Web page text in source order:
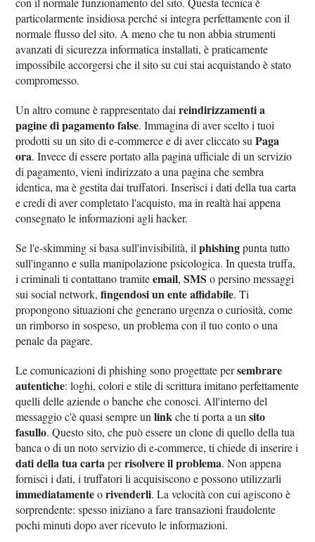
particolarmente insidiosa perché si integra perfettamente con il
normale flusso del sito. A meno che tu non abbia strumenti
avanzati di sicurezza informatica installati, è praticamente
impossibile accorgersi che il sito su cui stai acquistando è stato
compromesso.
Un altro comune è rappresentato daireindirizzamenti a
pagine di pagamento false. Immagina di aver scelto i tuoi
prodotti su un sito di e-commerce e di aver cliccato suPaga
ora. Invece di essere portato alla pagina ufficiale di un servizio
di pagamento, vieni indirizzato a una pagina che sembra
identica, ma è gestita dai truffatori. Inserisci i dati della tua carta
e credi di aver completato l'acquisto, ma in realtà hai appena
consegnato le informazioni agli hacker.
Se l'e-skimming si basa sull'invisibilità, ilphishingpunta tutto
sull'inganno e sulla manipolazione psicologica. In questa truffa,
i criminali ti contattano tramiteemail,SMS o persino messaggi
sui social network,fingendosi un ente affidabile. Ti
propongono situazioni che generano urgenza o curiosità, come
un rimborso in sospeso, un problema con il tuo conto o una
penale da pagare.
Le comunicazioni di phishing sono progettate persembrare
autentiche: loghi, colori e stile di scrittura imitano perfettamente
quelli delle aziende o banche che conosci. All'interno del
messaggio c'è quasi sempre unlinkche ti porta a unsito
fasullo. Questo sito, che può essere un clone di quello della tua
banca o di un noto servizio di e-commerce, ti chiede di inserire i
dati della tua cartaperrisolvere il problema. Non appena
fornisci i dati, i truffatori li acquisiscono e possono utilizzarli
immediatamenteorivenderli. La velocità con cui agiscono è
sorprendente: spesso iniziano a fare transazioni fraudolente
pochi minuti dopo aver ricevuto le informazioni.